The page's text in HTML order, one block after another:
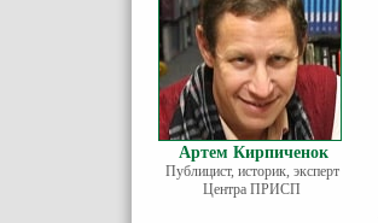
Артем Кирпиченок
Публицист, историк, эксперт
Центра ПРИСП